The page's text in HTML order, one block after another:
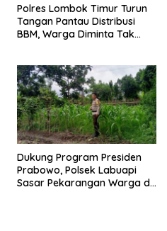
Polres Lombok Timur Turun
Tangan Pantau Distribusi
BBM, Warga Diminta Tak
Dukung Program Presiden
Prabowo, Polsek Labuapi
Sasar Pekarangan Warga di